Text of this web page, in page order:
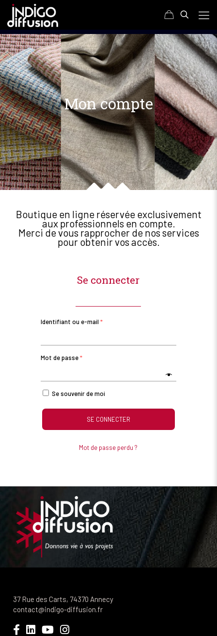
Mon compte
Boutique en ligne réservée exclusivement
aux professionnels en compte.
Merci de vous rapprocher de nos services
pour obtenir vos accès.
Se connecter
Identifiant ou e-mail *
Mot de passe*
Se souvenir de moi
SE CONNECTER
Mot de passe perdu ?
37 Rue des Carts, 74370 Annecy
contact@indigo-diffusion.fr